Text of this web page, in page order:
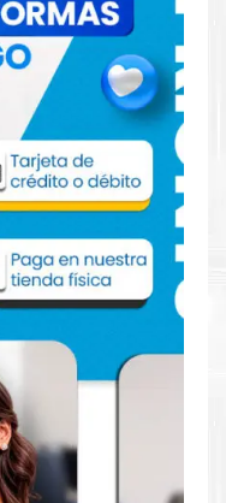
Negro para
para adquirir tus
los dias. Escríbenos o
para tu
T9731 Negro para
para
en Lima o para